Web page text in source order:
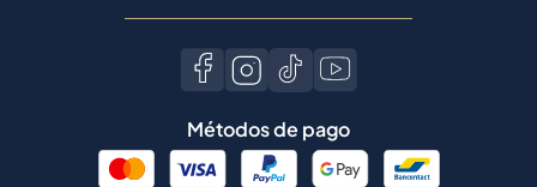
Métodos de pago